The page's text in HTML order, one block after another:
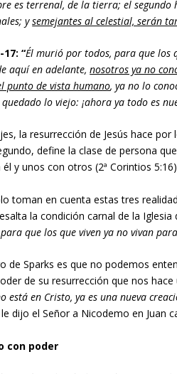
es terrenal, de la tierra; el segundo
ysemejantes al celestial, serán
“Él murió por todos, para que los
aquí en adelante,nosotros ya no
punto de vista humano, ya no lo
lo viejo: ¡ahora ya todo es
la resurrección de Jesús hace
define la clase de persona
y unos con otros (2ª Corintios
toman en cuenta estas tres
la condición carnal de la
para que los que viven ya no vivan
de Sparks es que no podemos
de su resurrección que nos
está en Cristo, ya es una nueva
dijo el Señor a Nicodemo en Juan
con poder